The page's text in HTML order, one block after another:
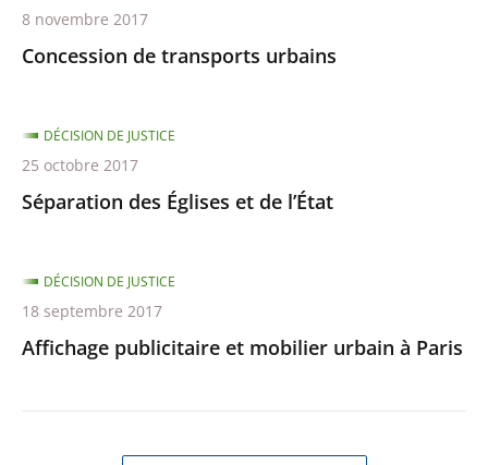
Concession de transports urbains
8 novembre 2017
Séparation des Églises et de l’État
DÉCISION DE JUSTICE
25 octobre 2017
Affichage publicitaire et mobilier urbain à Paris
DÉCISION DE JUSTICE
18 septembre 2017